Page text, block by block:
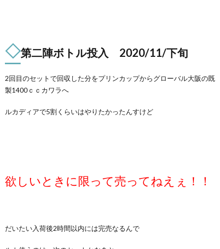
◇第二陣ボトル投入 2020/11/下旬
2回目のセットで回収した分をプリンカップからグローバル大阪の既
製1400ｃｃカワラへ
ルカディアで5割くらいはやりたかったんすけど
欲しいときに限って売ってねえぇ！！
だいたい入荷後2時間以内には完売なるんで